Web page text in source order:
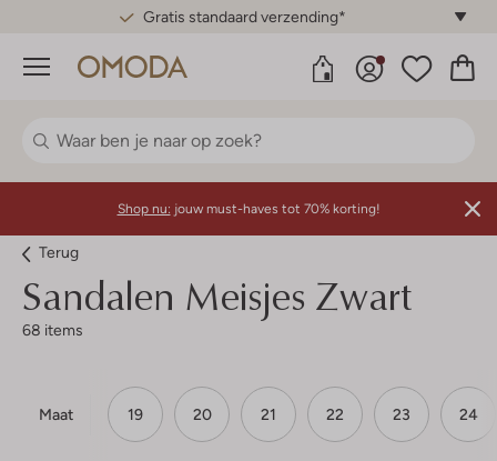
Gratis standaard verzending*
Menu
Shop nu: jouw must-haves tot 70% korting!
Terug
Sandalen Meisjes Zwart
68 items
Maat 19 20 21 22 23 24